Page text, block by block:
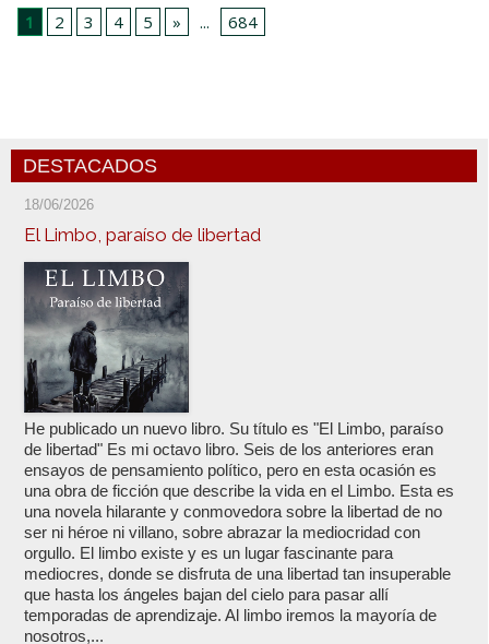
1
2 3 4 5 » ... 684
DESTACADOS
18/06/2026
El Limbo, paraíso de libertad
He publicado un nuevo libro. Su título es "El Limbo, paraíso
de libertad" Es mi octavo libro. Seis de los anteriores eran
ensayos de pensamiento político, pero en esta ocasión es
una obra de ficción que describe la vida en el Limbo. Esta es
una novela hilarante y conmovedora sobre la libertad de no
ser ni héroe ni villano, sobre abrazar la mediocridad con
orgullo. El limbo existe y es un lugar fascinante para
mediocres, donde se disfruta de una libertad tan insuperable
que hasta los ángeles bajan del cielo para pasar allí
temporadas de aprendizaje. Al limbo iremos la mayoría de
nosotros,...